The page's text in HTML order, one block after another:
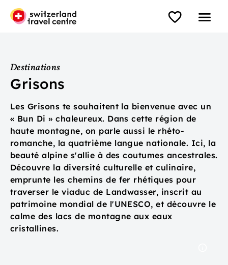
Destinations
Grisons
Les Grisons te souhaitent la bienvenue avec un
« Bun Di » chaleureux. Dans cette région de
haute montagne, on parle aussi le rhéto-
romanche, la quatrième langue nationale. Ici, la
beauté alpine s'allie à des coutumes ancestrales.
Découvre la diversité culturelle et culinaire,
emprunte les chemins de fer rhétiques pour
traverser le viaduc de Landwasser, inscrit au
patrimoine mondial de l'UNESCO, et découvre le
calme des lacs de montagne aux eaux
cristallines.